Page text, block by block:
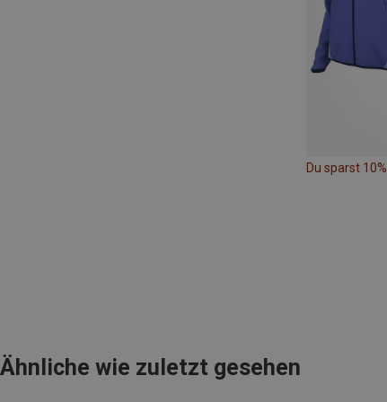
Du sparst 10%
Ähnliche wie zuletzt gesehen